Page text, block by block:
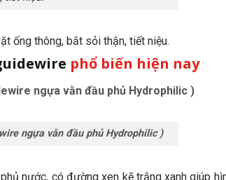
ống thông, bắt sỏi thận, tiết niệu.
phổ biến hiện nay
ngựa vằn đầu phủ Hydrophilic )
ngựa vằn đầu phủ Hydrophilic )
nước, có đường xen kẽ trắng xanh giúp